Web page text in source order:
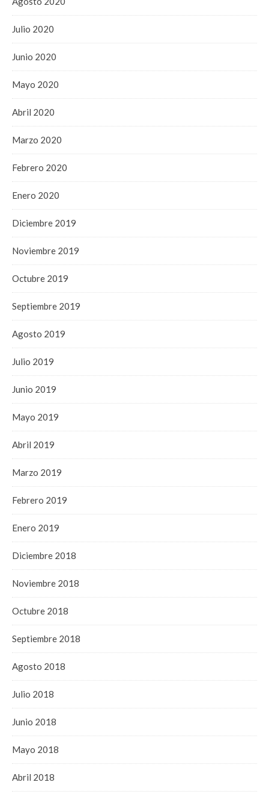
Julio 2020
Junio 2020
Mayo 2020
Abril 2020
Marzo 2020
Febrero 2020
Enero 2020
Diciembre 2019
Noviembre 2019
Octubre 2019
Septiembre 2019
Agosto 2019
Julio 2019
Junio 2019
Mayo 2019
Abril 2019
Marzo 2019
Febrero 2019
Enero 2019
Diciembre 2018
Noviembre 2018
Octubre 2018
Septiembre 2018
Agosto 2018
Julio 2018
Junio 2018
Mayo 2018
Abril 2018